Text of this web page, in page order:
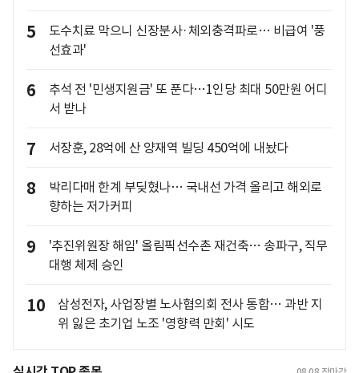
5
도수치료 막으니 신장분사·체외충격파로… 비급여 '풍
선효과'
6
추석 전 '민생지원금' 또 푼다…1인당 최대 50만원 어디
서 받나
7 서장훈, 28억에 산 양재역 빌딩 450억에 내놨다
8
박리다매 한계 부딪혔나… 국내선 가격 올리고 해외로
향하는 저가커피
9
'추진위원장 해임' 올림픽선수촌 재건축… 송파구, 직무
대행 체제 승인
10
삼성전자, 사업장별 노사협의회 전사 통합… 과반 지
위 잃은 초기업 노조 '영향력 만회' 시도